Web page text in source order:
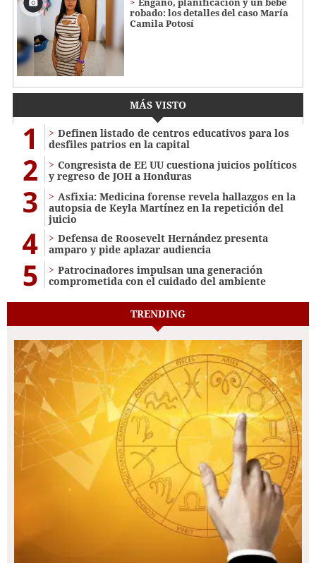
robado: los detalles del caso María
Camila Potosí
MÁS VISTO
1
Definen listado de centros educativos para los
desfiles patrios en la capital
2
Congresista de EE UU cuestiona juicios políticos
y regreso de JOH a Honduras
3
Asfixia: Medicina forense revela hallazgos en la
autopsia de Keyla Martínez en la repetición del
juicio
4
Defensa de Roosevelt Hernández presenta
amparo y pide aplazar audiencia
5
Patrocinadores impulsan una generación
comprometida con el cuidado del ambiente
TRENDING